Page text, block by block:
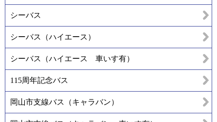
シーバス
シーバス（ハイエース）
シーバス（ハイエース 車いす有）
115周年記念バス
岡山市支線バス（キャラバン）